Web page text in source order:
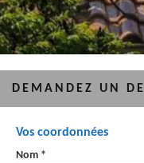
DEMANDEZ UN
Vos coordonnées
Nom *